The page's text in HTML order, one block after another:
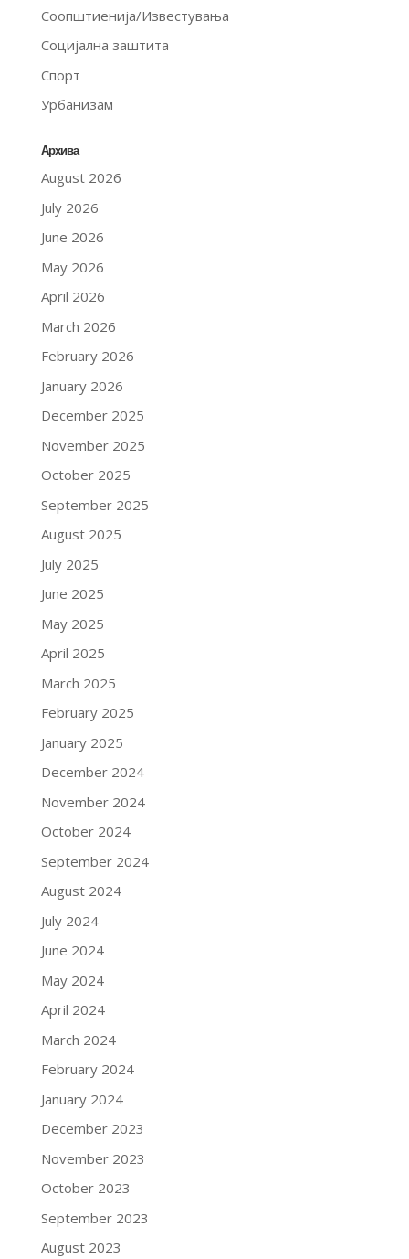
Соопштиенија/Известувања
Социјална заштита
Спорт
Урбанизам
Архива
August 2026
July 2026
June 2026
May 2026
April 2026
March 2026
February 2026
January 2026
December 2025
November 2025
October 2025
September 2025
August 2025
July 2025
June 2025
May 2025
April 2025
March 2025
February 2025
January 2025
December 2024
November 2024
October 2024
September 2024
August 2024
July 2024
June 2024
May 2024
April 2024
March 2024
February 2024
January 2024
December 2023
November 2023
October 2023
September 2023
August 2023